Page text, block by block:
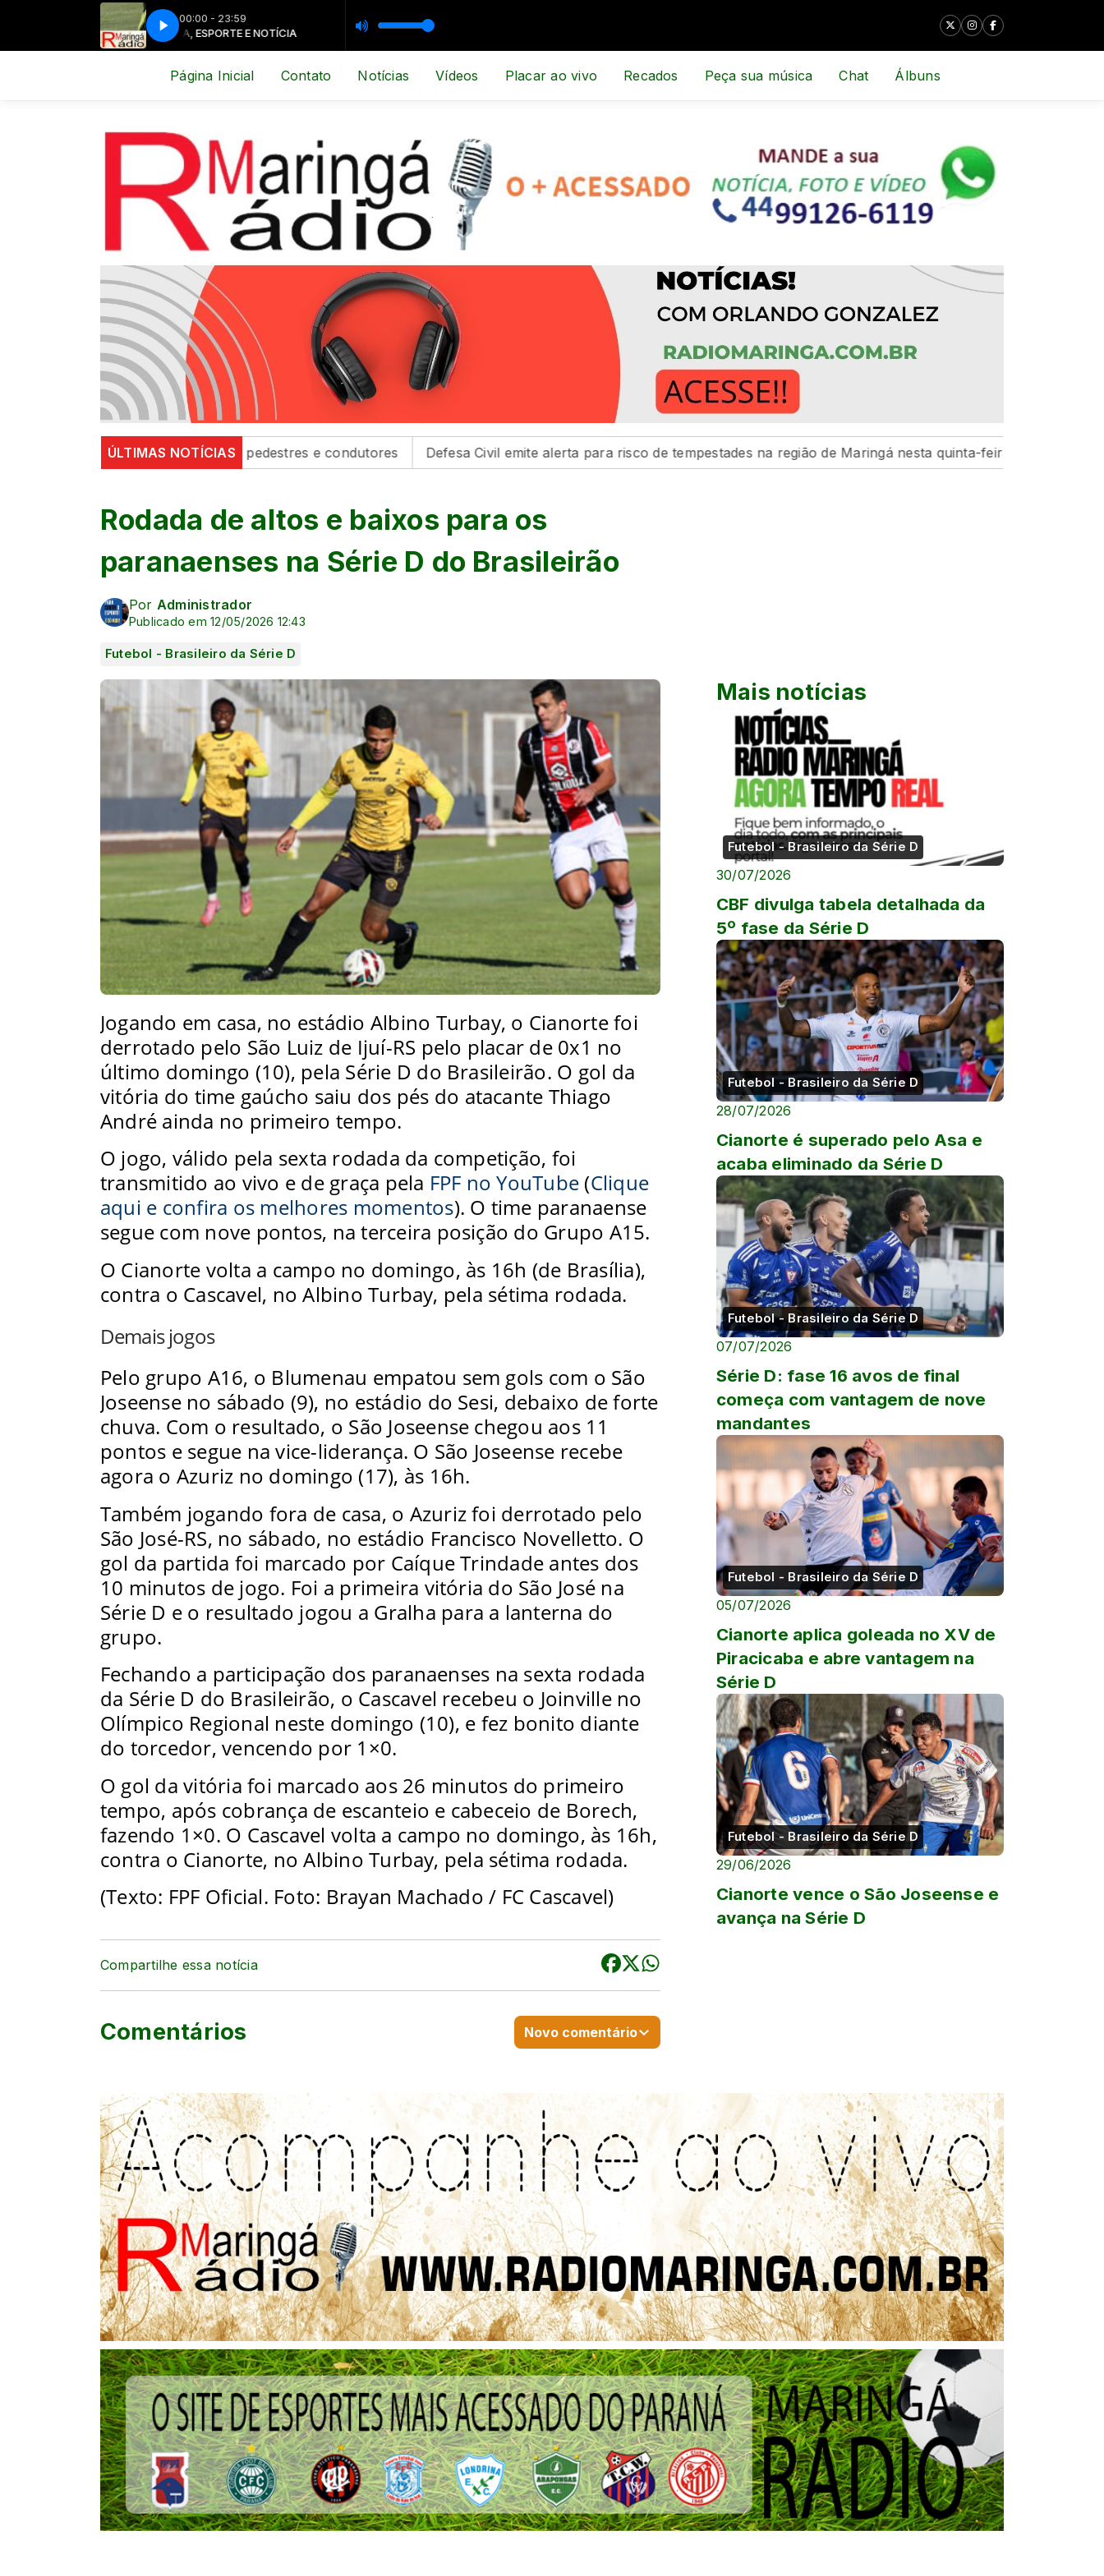
00:00 - 23:59
MÚSICA, ESPORTE E NOTÍCIA MÚSICA, ESPORTE E NOTÍCIA
Página Inicial Contato Notícias Vídeos Placar ao vivo Recados Peça sua música Chat Álbuns
ÚLTIMAS NOTÍCIAS
segurança de pedestres e condutores Defesa Civil emite alerta para risco de tempestades na região de Maringá nesta quinta-feira, 6 Hospital da Criança
Rodada de altos e baixos para os
paranaenses na Série D do Brasileirão
Por Administrador
Publicado em 12/05/2026 12:43
Futebol - Brasileiro da Série D
Jogando em casa, no estádio Albino Turbay, o Cianorte foi
derrotado pelo São Luiz de Ijuí-RS pelo placar de 0x1 no
último domingo (10), pela Série D do Brasileirão. O gol da
vitória do time gaúcho saiu dos pés do atacante Thiago
André ainda no primeiro tempo.
O jogo, válido pela sexta rodada da competição, foi
transmitido ao vivo e de graça pela FPF no YouTube (Clique
aqui e confira os melhores momentos). O time paranaense
segue com nove pontos, na terceira posição do Grupo A15.
O Cianorte volta a campo no domingo, às 16h (de Brasília),
contra o Cascavel, no Albino Turbay, pela sétima rodada.
Demais jogos
Pelo grupo A16, o Blumenau empatou sem gols com o São
Joseense no sábado (9), no estádio do Sesi, debaixo de forte
chuva. Com o resultado, o São Joseense chegou aos 11
pontos e segue na vice-liderança. O São Joseense recebe
agora o Azuriz no domingo (17), às 16h.
Também jogando fora de casa, o Azuriz foi derrotado pelo
São José-RS, no sábado, no estádio Francisco Novelletto. O
gol da partida foi marcado por Caíque Trindade antes dos
10 minutos de jogo. Foi a primeira vitória do São José na
Série D e o resultado jogou a Gralha para a lanterna do
grupo.
Fechando a participação dos paranaenses na sexta rodada
da Série D do Brasileirão, o Cascavel recebeu o Joinville no
Olímpico Regional neste domingo (10), e fez bonito diante
do torcedor, vencendo por 1×0.
O gol da vitória foi marcado aos 26 minutos do primeiro
tempo, após cobrança de escanteio e cabeceio de Borech,
fazendo 1×0. O Cascavel volta a campo no domingo, às 16h,
contra o Cianorte, no Albino Turbay, pela sétima rodada.
(Texto: FPF Oficial. Foto: Brayan Machado / FC Cascavel)
Compartilhe essa notícia
Comentários Novo comentário
Mais notícias
Futebol - Brasileiro da Série D
30/07/2026
CBF divulga tabela detalhada da
5º fase da Série D
Futebol - Brasileiro da Série D
28/07/2026
Cianorte é superado pelo Asa e
acaba eliminado da Série D
Futebol - Brasileiro da Série D
07/07/2026
Série D: fase 16 avos de final
começa com vantagem de nove
mandantes
Futebol - Brasileiro da Série D
05/07/2026
Cianorte aplica goleada no XV de
Piracicaba e abre vantagem na
Série D
Futebol - Brasileiro da Série D
29/06/2026
Cianorte vence o São Joseense e
avança na Série D